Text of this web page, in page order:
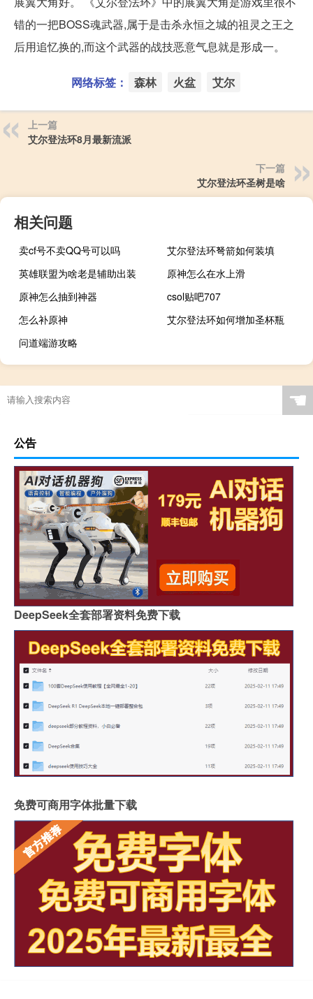
错的一把BOSS魂武器,属于是击杀永恒之城的祖灵之王之
后用追忆换的,而这个武器的战技恶意气息就是形成一。
网络标签： 森林 火盆 艾尔
上一篇
艾尔登法环8月最新流派
下一篇
艾尔登法环圣树是啥
相关问题
卖cf号不卖QQ号可以吗
艾尔登法环弩箭如何装填
英雄联盟为啥老是辅助出装
原神怎么在水上滑
原神怎么抽到神器
csol贴吧707
怎么补原神
艾尔登法环如何增加圣杯瓶
问道端游攻略
☚
公告
DeepSeek全套部署资料免费下载
免费可商用字体批量下载